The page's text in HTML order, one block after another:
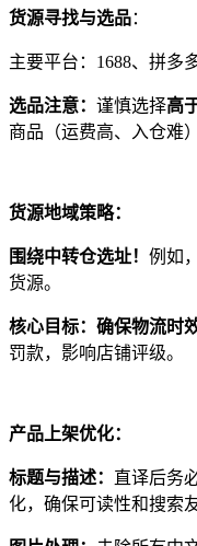
货源寻找与选品：
主要平台：1688、拼多
选品注意： 谨慎选择高
商品（运费高、入仓难）
货源地域策略：
围绕中转仓选址！ 例如
货源。
核心目标：确保物流时
罚款，影响店铺评级。
产品上架优化：
标题与描述： 直译后务
化，确保可读性和搜索